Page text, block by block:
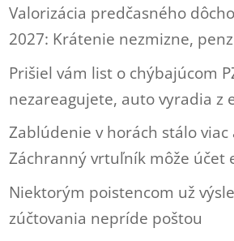
Valorizácia predčasného
2027: Krátenie nezmizne,
Prišiel vám list o chýbajúcom
nezareagujete, auto vyradia z
Zablúdenie v horách stálo viac
Záchranný vrtuľník môže účet
Niektorým poistencom už
zúčtovania nepríde poštou